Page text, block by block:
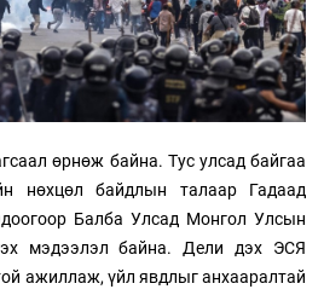
өрнөж байна. Тус улсад байгаа
нөхцөл байдлын талаар Гадаад
Балба Улсад Монгол Улсын
мэдээлэл байна. Дели дэх ЭСЯ
ажиллаж, үйл явдлыг анхааралтай